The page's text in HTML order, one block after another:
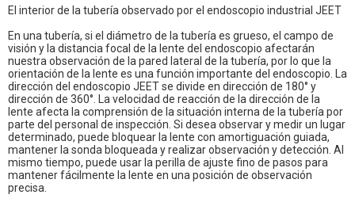
El interior de la tubería observado por el endoscopio industrial JEET
En una tubería, si el diámetro de la tubería es grueso, el campo de
visión y la distancia focal de la lente del endoscopio afectarán
nuestra observación de la pared lateral de la tubería, por lo que la
orientación de la lente es una función importante del endoscopio. La
dirección del endoscopio JEET se divide en dirección de 180° y
dirección de 360°. La velocidad de reacción de la dirección de la
lente afecta la comprensión de la situación interna de la tubería por
parte del personal de inspección. Si desea observar y medir un lugar
determinado, puede bloquear la lente con amortiguación guiada,
mantener la sonda bloqueada y realizar observación y detección. Al
mismo tiempo, puede usar la perilla de ajuste fino de pasos para
mantener fácilmente la lente en una posición de observación
precisa.